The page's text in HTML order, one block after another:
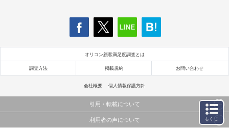
オリコン顧客満足度調査とは
調査方法 掲載規約 お問い合わせ
会社概要 個人情報保護方針
引用・転載について
当サイトで公開されている情報（文字、写真、イラスト、画像データ等）及びこれらの配置・
利用者の声について もくじ